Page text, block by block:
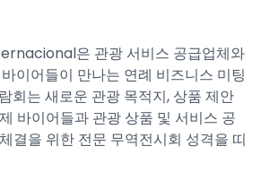
은 관광 서비스 공급업체와
이어들이 만나는 연례 비즈니스 미팅
회는 새로운 관광 목적지, 상품 제안
바이어들과 관광 상품 및 서비스 공
결을 위한 전문 무역전시회 성격을 띠